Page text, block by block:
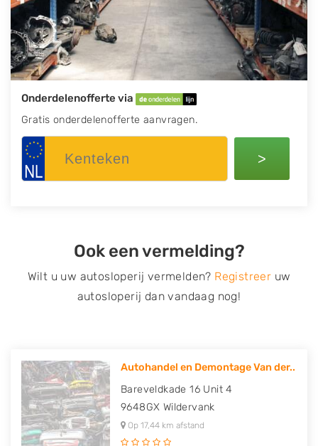
Onderdelenofferte via
Gratis onderdelenofferte aanvragen.
>
Ook een vermelding?
Wilt u uw autosloperij vermelden? Registreer uw
autosloperij dan vandaag nog!
Autohandel en Demontage Van der..
Bareveldkade 16 Unit 4
9648GX Wildervank
Op 17,44 km afstand